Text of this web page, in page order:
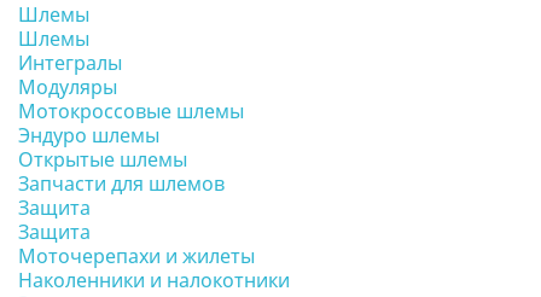
Шлемы
Шлемы
Интегралы
Модуляры
Мотокроссовые шлемы
Эндуро шлемы
Открытые шлемы
Запчасти для шлемов
Защита
Защита
Моточерепахи и жилеты
Наколенники и налокотники